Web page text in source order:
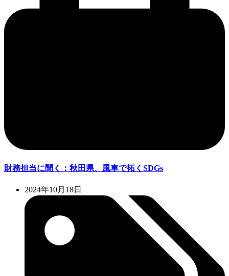
財務担当に聞く：秋田県、風車で拓くSDGs
2024年10月18日